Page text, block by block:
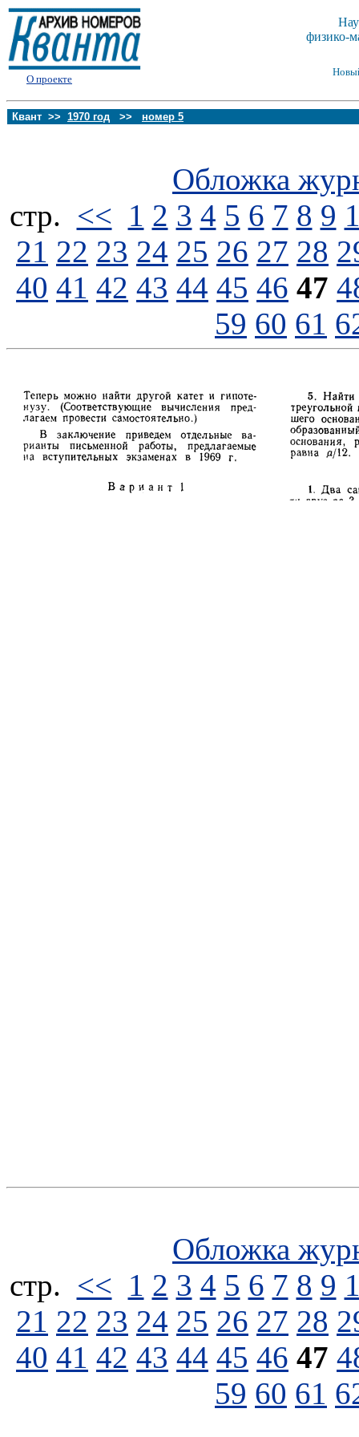
О проекте
физико-
Квант >> 1970 год >> номер 5
Обложка
стp. << 1 2 3 4 5 6 7 8 9
21 22 23 24 25 26 27 28
40 41 42 43 44 45 46 47
59 60 61
Обложка
стp. << 1 2 3 4 5 6 7 8 9
21 22 23 24 25 26 27 28
40 41 42 43 44 45 46 47
59 60 61